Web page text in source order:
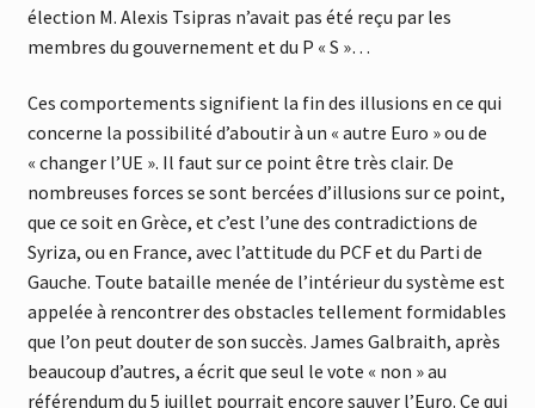
élection M. Alexis Tsipras n’avait pas été reçu par les
membres du gouvernement et du P « S »…
Ces comportements signifient la fin des illusions en ce qui
concerne la possibilité d’aboutir à un « autre Euro » ou de
« changer l’UE ». Il faut sur ce point être très clair. De
nombreuses forces se sont bercées d’illusions sur ce point,
que ce soit en Grèce, et c’est l’une des contradictions de
Syriza, ou en France, avec l’attitude du PCF et du Parti de
Gauche. Toute bataille menée de l’intérieur du système est
appelée à rencontrer des obstacles tellement formidables
que l’on peut douter de son succès. James Galbraith, après
beaucoup d’autres, a écrit que seul le vote « non » au
référendum du 5 juillet pourrait encore sauver l’Euro. Ce qui